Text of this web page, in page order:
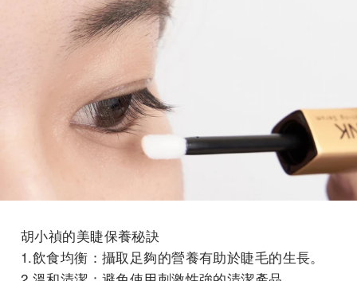
胡小禎的美睫保養秘訣
1.飲食均衡：攝取足夠的營養有助於睫毛的生長。